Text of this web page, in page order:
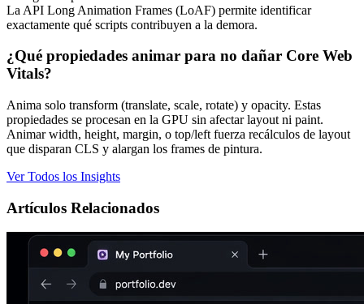
La API Long Animation Frames (LoAF) permite identificar
exactamente qué scripts contribuyen a la demora.
¿Qué propiedades animar para no dañar Core Web
Vitals?
Anima solo transform (translate, scale, rotate) y opacity. Estas
propiedades se procesan en la GPU sin afectar layout ni paint.
Animar width, height, margin, o top/left fuerza recálculos de layout
que disparan CLS y alargan los frames de pintura.
Ver Todos los Insights
Artículos Relacionados